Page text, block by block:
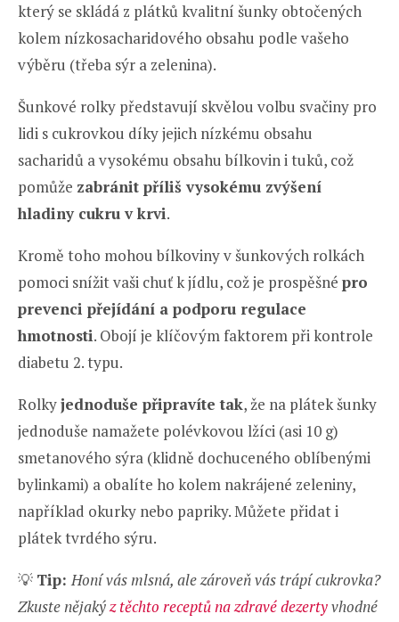
který se skládá z plátků kvalitní šunky obtočených
kolem nízkosacharidového obsahu podle vašeho
výběru (třeba sýr a zelenina).
Šunkové rolky představují skvělou volbu svačiny pro
lidi s cukrovkou díky jejich nízkému obsahu
sacharidů a vysokému obsahu bílkovin i tuků, což
pomůže zabránit příliš vysokému zvýšení
hladiny cukru v krvi.
Kromě toho mohou bílkoviny v šunkových rolkách
pomoci snížit vaši chuť k jídlu, což je prospěšné pro
prevenci přejídání a podporu regulace
hmotnosti. Obojí je klíčovým faktorem při kontrole
diabetu 2. typu.
Rolkyjednoduše připravíte tak, že na plátek šunky
jednoduše namažete polévkovou lžíci (asi 10 g)
smetanového sýra (klidně dochuceného oblíbenými
bylinkami) a obalíte ho kolem nakrájené zeleniny,
například okurky nebo papriky. Můžete přidat i
plátek tvrdého sýru.
💡 Tip:Honí vás mlsná, ale zároveň vás trápí cukrovka?
Zkuste nějakýz těchto receptů na zdravé dezertyvhodné